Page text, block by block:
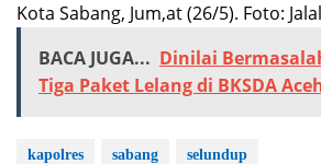
Kota Sabang, Jum,at (26/5). Foto: Jalal
BACA JUGA... Dinilai
Tiga Paket Lelang di BKSDA
kapolres sabang selundup